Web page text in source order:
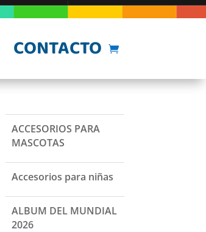
CONTACTO
ACCESORIOS PARA
MASCOTAS
Accesorios para niñas
ALBUM DEL MUNDIAL
2026